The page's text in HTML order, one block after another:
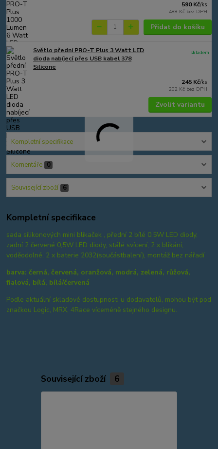
590 Kč/ks
488 Kč bez DPH
Přidat do košíku
Světlo přední PRO-T Plus 3 Watt LED
dioda nabíjecí přes USB kabel 378
Silicone
245 Kč/ks
202 Kč bez DPH
skladem
Zvolit variantu
Kompletní specifikace
Komentáře 0
Související zboží 6
Kompletní specifikace
sada silikonových mini blikaček , přední 2 bílé 0,5W LED diody,
zadní 2 červené 0,5W LED diody, stálé svícení, 2 x blikání,
voděodolné, 2 x baterie 2032(součástbalení), montáž bez nářadí
barva: černá, červená, oranžová, modrá, zelená, růžová,
fialová, bílá, bílá/červená
Podle aktuální skladové dostupnosti u dodavatelů, mohou být pod
značkou Logic, MRX, 4Race víceméně stejného designu.
Související zboží 6